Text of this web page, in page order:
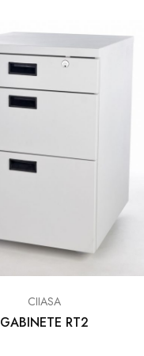
CIIASA
GABINETE RT2